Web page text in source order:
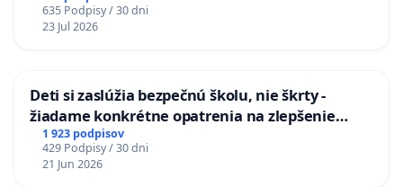
na riešenie zanedbaného stavu závlahových a
odvodňovacích kanálov na Slovensku
635 Podpisy / 30 dni
23 Jul 2026
Deti si zaslúžia bezpečnú školu, nie škrty -
žiadame konkrétne opatrenia na zlepšenie
situácie v školstve
1 923 podpisov
429 Podpisy / 30 dni
21 Jun 2026